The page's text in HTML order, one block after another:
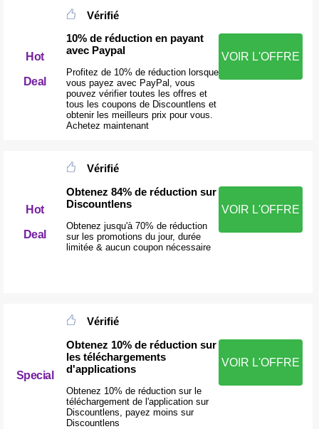
Hot
Deal
Vérifié
10% de réduction en payant
avec Paypal
Profitez de 10% de réduction lorsque
vous payez avec PayPal, vous
pouvez vérifier toutes les offres et
tous les coupons de Discountlens et
obtenir les meilleurs prix pour vous.
Achetez maintenant
VOIR L'OFFRE
Hot
Deal
Vérifié
Obtenez 84% de réduction sur
Discountlens
Obtenez jusqu'à 70% de réduction
sur les promotions du jour, durée
limitée & aucun coupon nécessaire
VOIR L'OFFRE
Special
Vérifié
Obtenez 10% de réduction sur
les téléchargements
d'applications
Obtenez 10% de réduction sur le
téléchargement de l'application sur
Discountlens, payez moins sur
Discountlens
VOIR L'OFFRE